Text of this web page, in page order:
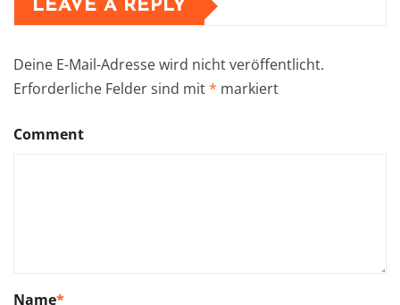
LEAVE A REPLY
Deine E-Mail-Adresse wird nicht veröffentlicht.
Erforderliche Felder sind mit* markiert
Comment
Name*